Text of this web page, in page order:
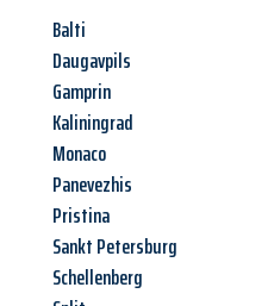
Balti
Daugavpils
Gamprin
Kaliningrad
Monaco
Panevezhis
Pristina
Sankt Petersburg
Schellenberg